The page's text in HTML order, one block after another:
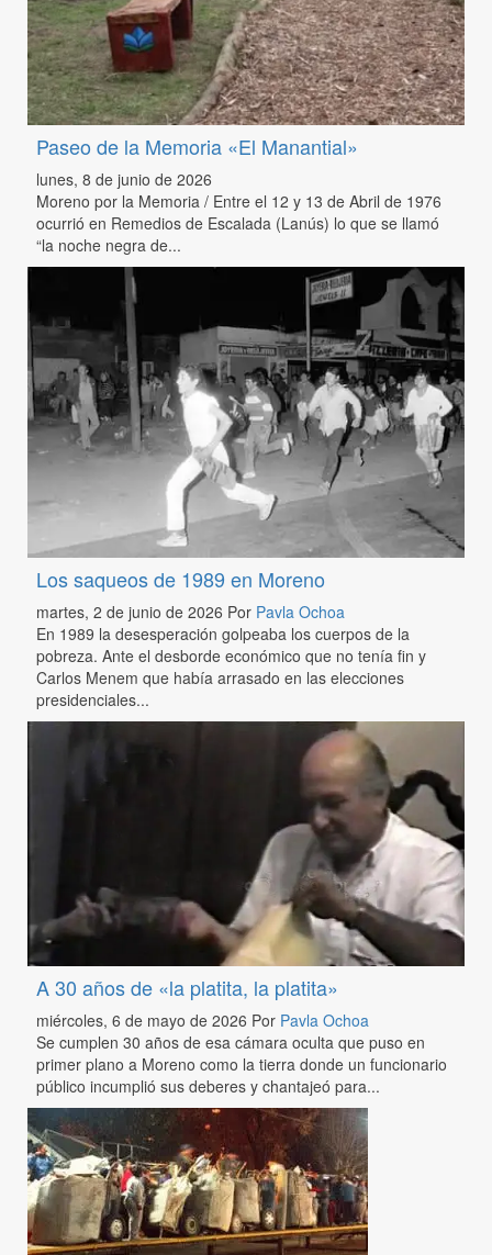
Paseo de la Memoria «El Manantial»
lunes, 8 de junio de 2026
Moreno por la Memoria / Entre el 12 y 13 de Abril de 1976
ocurrió en Remedios de Escalada (Lanús) lo que se llamó
“la noche negra de...
Los saqueos de 1989 en Moreno
martes, 2 de junio de 2026 Por Pavla Ochoa
En 1989 la desesperación golpeaba los cuerpos de la
pobreza. Ante el desborde económico que no tenía fin y
Carlos Menem que había arrasado en las elecciones
presidenciales...
A 30 años de «la platita, la platita»
miércoles, 6 de mayo de 2026 Por Pavla Ochoa
Se cumplen 30 años de esa cámara oculta que puso en
primer plano a Moreno como la tierra donde un funcionario
público incumplió sus deberes y chantajeó para...